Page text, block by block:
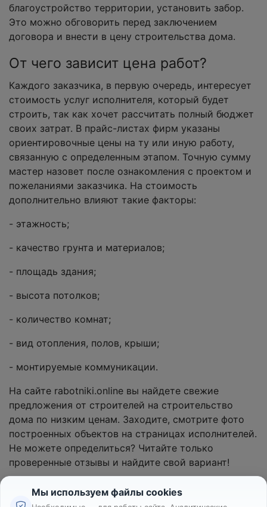
благоустройство территории, установить забор.
Это можно обговорить перед заключением
договора и внести в цену строительства дома.
От чего зависит цена работ?
Каждого заказчика, в первую очередь, интересует
стоимость услуг исполнителя, который будет
строить, так как хочет рассчитать полный бюджет
своих затрат. В прайс-листах фирм указаны
ориентировочные цены на ту или иную работу,
связанную с определенным этапом. Точную сумму
мастер назовет после ознакомления с проектом и
пожеланиями заказчика. На стоимость
дополнительно влияют такие факторы:
- этажность;
- качество грунта и материалов;
- площадь здания;
- высота потолков;
- количество комнат;
- вид отопления, полов, крыши;
- монтируемые коммуникации.
На сайте rabotniki.online вы найдете свежие
предложения от строителей на строительство
дома по низким ценам. Заходите, смотрите фото
построенных объектов на страницах исполнителей.
Не можете определиться? Читайте только
проверенные отзывы и найдите свой вариант!
Мы используем файлы cookies